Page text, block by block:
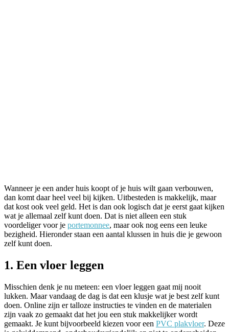
Wanneer je een ander huis koopt of je huis wilt gaan verbouwen,
dan komt daar heel veel bij kijken. Uitbesteden is makkelijk, maar
dat kost ook veel geld. Het is dan ook logisch dat je eerst gaat kijken
wat je allemaal zelf kunt doen. Dat is niet alleen een stuk
voordeliger voor je portemonnee, maar ook nog eens een leuke
bezigheid. Hieronder staan een aantal klussen in huis die je gewoon
zelf kunt doen.
1. Een vloer leggen
Misschien denk je nu meteen: een vloer leggen gaat mij nooit
lukken. Maar vandaag de dag is dat een klusje wat je best zelf kunt
doen. Online zijn er talloze instructies te vinden en de materialen
zijn vaak zo gemaakt dat het jou een stuk makkelijker wordt
gemaakt. Je kunt bijvoorbeeld kiezen voor een PVC plakvloer. Deze